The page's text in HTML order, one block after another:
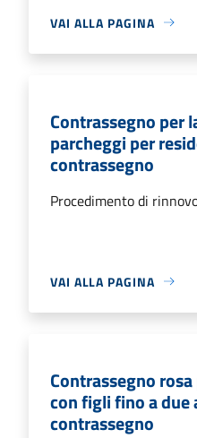
VAI ALLA PAGINA
Contrassegno per
parcheggi per
contrassegno
Procedimento di
VAI ALLA PAGINA
Contrassegno
con figli fino a due
contrassegno